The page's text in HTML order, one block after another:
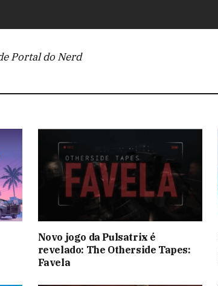
Portal do Nerd
Novo jogo da Pulsatrix é
revelado: The Otherside Tapes:
Favela